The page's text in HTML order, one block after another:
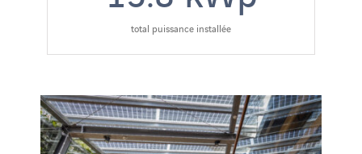
total puissance installée